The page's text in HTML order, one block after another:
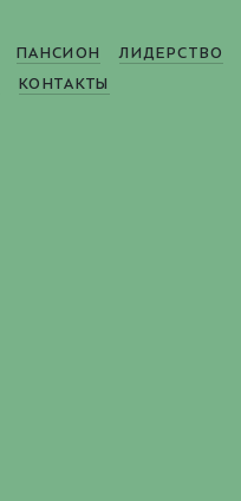
ПАНСИОН ЛИДЕРСТВО
КОНТАКТЫ